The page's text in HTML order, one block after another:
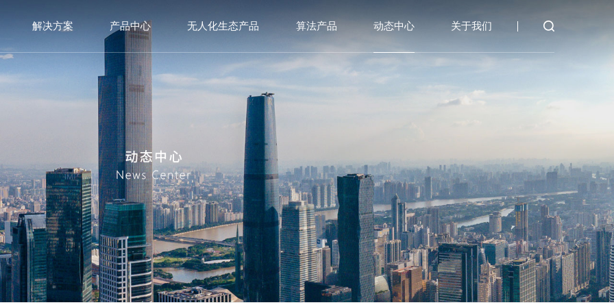
解决方案 产品中心 无人化生态产品 算法产品 动态中心 关于我们